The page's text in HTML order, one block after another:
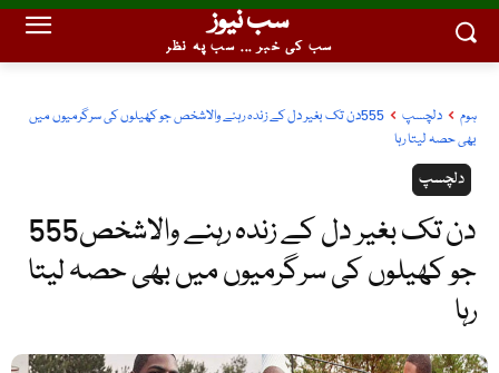
سب نیوز
سب کی خبر ... سب پہ نظر
ہوم دلچسپ
555دن تک بغیر دل کے زندہ رہنے والاشخص جو کھیلوں کی سرگرمیوں میں
بھی حصہ لیتا رہا
دلچسپ
555دن تک بغیر دل کے زندہ رہنے والاشخص
جو کھیلوں کی سرگرمیوں میں بھی حصہ لیتا
رہا